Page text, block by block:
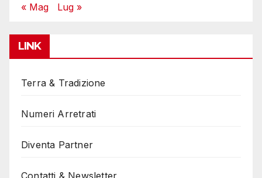
« Mag Lug »
LINK
Terra & Tradizione
Numeri Arretrati
Diventa Partner
Contatti & Newsletter